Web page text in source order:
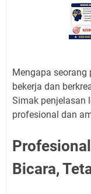
Mengapa
bekerja dan
Simak penjelasan
profesional dan
Bicara,